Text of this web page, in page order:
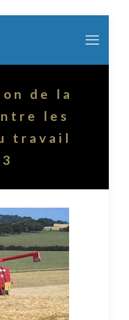
de la
les
travail